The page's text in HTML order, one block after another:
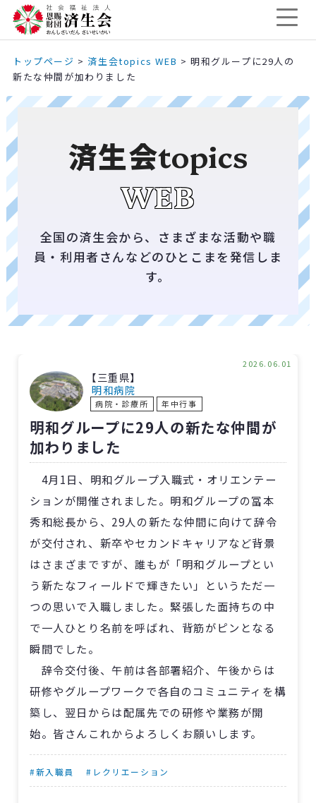
トップページ > 済生会topics WEB > 明和グループに29人の
新たな仲間が加わりました
済生会topics
WEB
全国の済生会から、さまざまな活動や職
員・利用者さんなどのひとこまを発信しま
す。
【三重県】
明和病院
病院・診療所 年中行事
2026.06.01
明和グループに29人の新たな仲間が
加わりました
4月1日、明和グループ入職式・オリエンテー
ションが開催されました。明和グループの冨本
秀和総長から、29人の新たな仲間に向けて辞令
が交付され、新卒やセカンドキャリアなど背景
はさまざまですが、誰もが「明和グループとい
う新たなフィールドで輝きたい」というただ一
つの思いで入職しました。緊張した面持ちの中
で一人ひとり名前を呼ばれ、背筋がピンとなる
瞬間でした。
辞令交付後、午前は各部署紹介、午後からは
研修やグループワークで各自のコミュニティを構
築し、翌日からは配属先での研修や業務が開
始。皆さんこれからよろしくお願いします。
#新入職員 #レクリエーション